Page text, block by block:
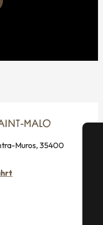
MALO
Muros, 35400